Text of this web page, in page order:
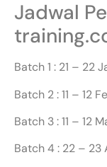
Jadwal
Batch 1 : 21 – 22
Batch 2 : 11 – 12
Batch 3 : 11 – 12
Batch 4 : 22 – 23